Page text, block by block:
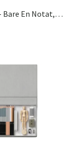
Notebook - Bare En Notat, Blå